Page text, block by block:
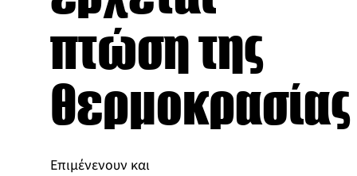
πτώση της
θερμοκρασίας
Επιμένενουν και